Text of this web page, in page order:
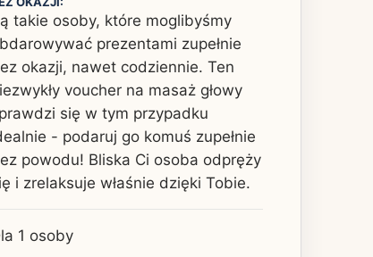
takie osoby, które moglibyśmy
prezentami zupełnie
okazji, nawet codziennie. Ten
voucher na masaż głowy
się w tym przypadku
- podaruj go komuś zupełnie
powodu! Bliska Ci osoba odpręży
i zrelaksuje właśnie dzięki Tobie.
1 osoby